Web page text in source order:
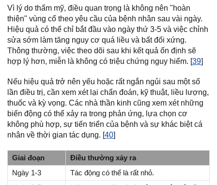
Vì lý do thẩm mỹ, điều quan trọng là không nên "hoàn
thiện" vùng cổ theo yêu cầu của bệnh nhân sau vài ngày.
Hiệu quả có thể chỉ bắt đầu vào ngày thứ 3-5 và việc chỉnh
sửa sớm làm tăng nguy cơ quá liều và bất đối xứng.
Thông thường, việc theo dõi sau khi kết quả ổn định sẽ
hợp lý hơn, miễn là không có triệu chứng nguy hiểm. [39]
Nếu hiệu quả trở nên yếu hoặc rất ngắn ngủi sau một số
lần điều trị, cần xem xét lại chẩn đoán, kỹ thuật, liều lượng,
thuốc và kỳ vọng. Các nhà thần kinh cũng xem xét những
biến động có thể xảy ra trong phản ứng, lựa chọn cơ
không phù hợp, sự tiến triển của bệnh và sự khác biệt cá
nhân về thời gian tác dụng. [40]
Giai đoạn
Điều thường xảy ra
Ngày 1-3
Tác động có thể là rất nhỏ.